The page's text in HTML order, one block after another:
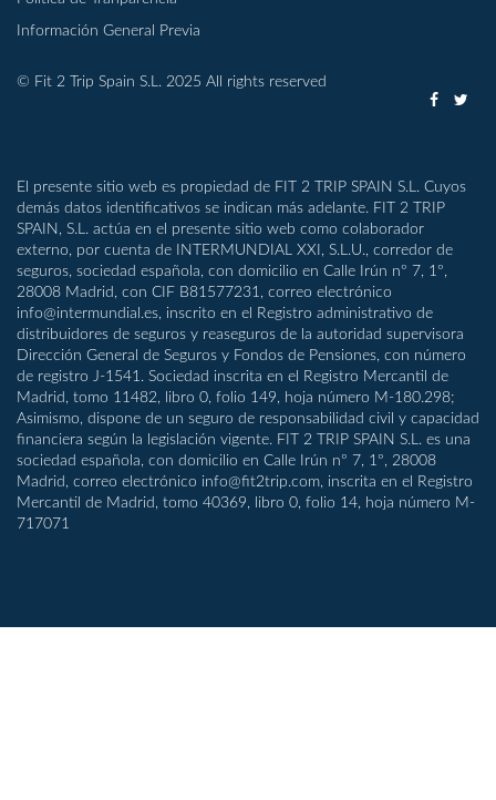
Información General Previa
© Fit 2 Trip Spain S.L. 2025 All rights reserved
El presente sitio web es propiedad de FIT 2 TRIP SPAIN S.L. Cuyos
demás datos identificativos se indican más adelante. FIT 2 TRIP
SPAIN, S.L. actúa en el presente sitio web como colaborador
externo, por cuenta de INTERMUNDIAL XXI, S.L.U., corredor de
seguros, sociedad española, con domicilio en Calle Irún nº 7, 1º,
28008 Madrid, con CIF B81577231, correo electrónico
info@intermundial.es, inscrito en el Registro administrativo de
distribuidores de seguros y reaseguros de la autoridad supervisora
Dirección General de Seguros y Fondos de Pensiones, con número
de registro J-1541. Sociedad inscrita en el Registro Mercantil de
Madrid, tomo 11482, libro 0, folio 149, hoja número M-180.298;
Asimismo, dispone de un seguro de responsabilidad civil y capacidad
financiera según la legislación vigente. FIT 2 TRIP SPAIN S.L. es una
sociedad española, con domicilio en Calle Irún nº 7, 1º, 28008
Madrid, correo electrónico info@fit2trip.com, inscrita en el Registro
Mercantil de Madrid, tomo 40369, libro 0, folio 14, hoja número M-
717071